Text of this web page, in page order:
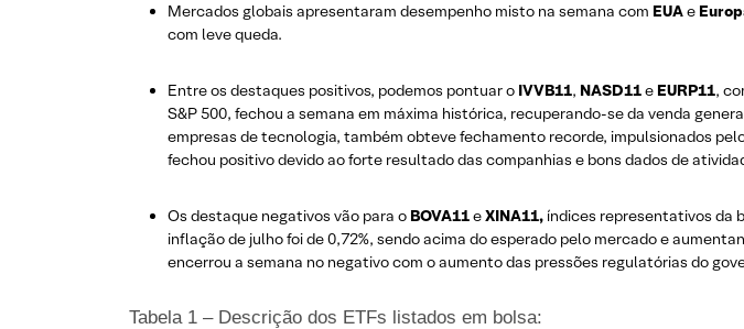
Mercados globais apresentaram desempenho misto na semana com EUAe
com leve queda.
Entre os destaques positivos, podemos pontuar o IVVB11, NASD11e EURP11,
S&P 500, fechou a semana em máxima histórica, recuperando-se da venda
empresas de tecnologia, também obteve fechamento recorde, impulsionados
fechou positivo devido ao forte resultado das companhias e bons dados de
Os destaque negativos vão para o BOVA11eXINA11, índices representativos da
inflação de julho foi de 0,72%, sendo acima do esperado pelo mercado e
encerrou a semana no negativo com o aumento das pressões regulatórias do
Tabela 1 – Descrição dos ETFs listados em bolsa: